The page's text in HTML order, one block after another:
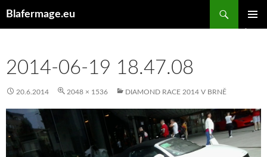
Blafermage.eu
WEBU
2014-06-19 18.47.08
20.6.2014 2048 × 1536 DIAMOND RACE 2014 V BRNĚ